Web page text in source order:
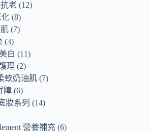
老 12
化 8
7
3
白
11
理
2
軟奶油肌 7
障 6
妝系列
14
營養補充 6